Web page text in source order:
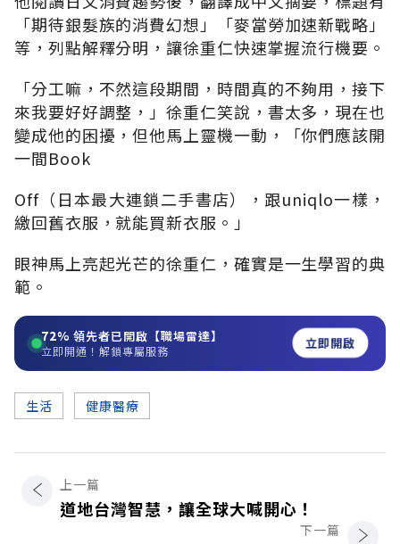
「期待銀髮族的消費幻想」「麥當勞加速新戰略」
等，列點解釋分明，讓徐重仁快速掌握流行機要。
「分工嘛，不然這段期間，時間真的不夠用，接下
來我要好好調整，」徐重仁笑說，書太多，現在也
變成他的困擾，但他馬上靈機一動，「你們應該開
一間Book
Off（日本最大連鎖二手書店），跟uniqlo一樣，
繳回舊衣服，就能買新衣服。」
眼神馬上亮起光芒的徐重仁，確實是一生學習的典
範。
72% 領先者已開啟【職場雷達】
立即開通！解鎖專屬服務 立即開啟
生活 健康醫療
上一篇
道地台灣智慧，讓全球大喊開心！
下一篇